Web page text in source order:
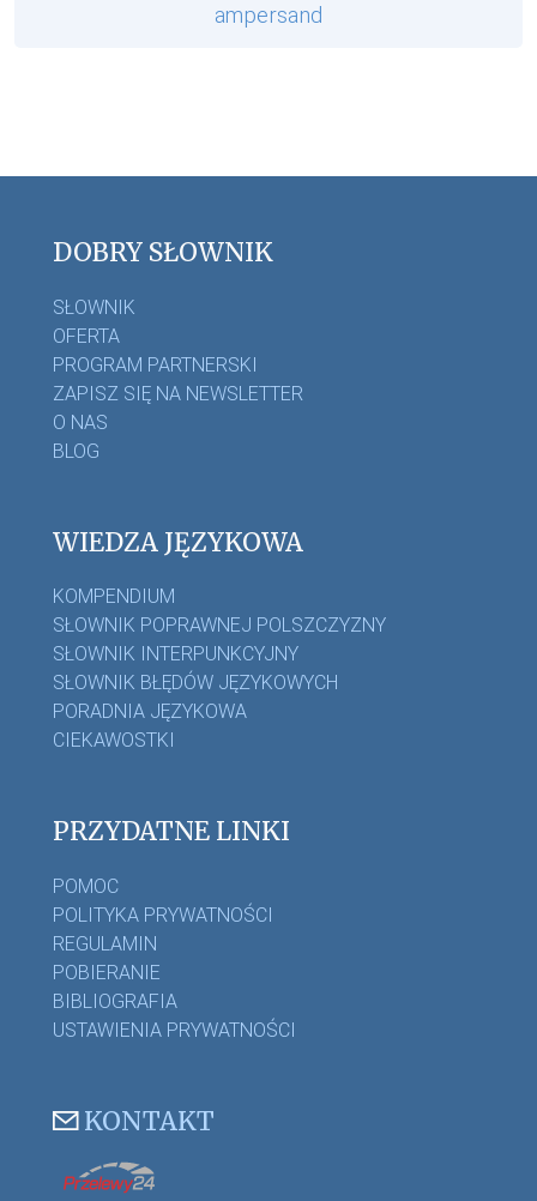
ampersand
DOBRY SŁOWNIK
SŁOWNIK
OFERTA
PROGRAM PARTNERSKI
ZAPISZ SIĘ NA NEWSLETTER
O NAS
BLOG
WIEDZA JĘZYKOWA
KOMPENDIUM
SŁOWNIK POPRAWNEJ POLSZCZYZNY
SŁOWNIK INTERPUNKCYJNY
SŁOWNIK BŁĘDÓW JĘZYKOWYCH
PORADNIA JĘZYKOWA
CIEKAWOSTKI
PRZYDATNE LINKI
POMOC
POLITYKA PRYWATNOŚCI
REGULAMIN
POBIERANIE
BIBLIOGRAFIA
USTAWIENIA PRYWATNOŚCI
KONTAKT